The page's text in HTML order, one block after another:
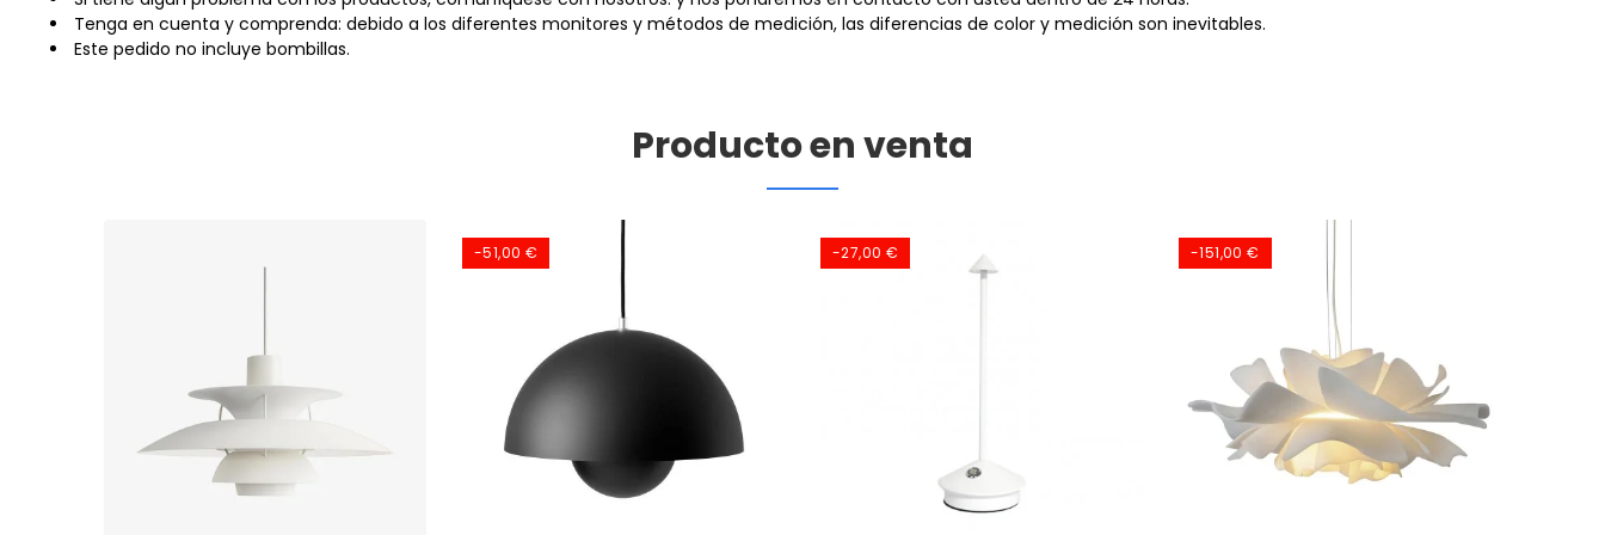
Tenga en cuenta y comprenda: debido a los diferentes monitores y métodos de medición, las diferencias de color y medición son inevitables.
Este pedido no incluye bombillas.
Producto en venta
-51,00 € -27,00 € -151,00 €